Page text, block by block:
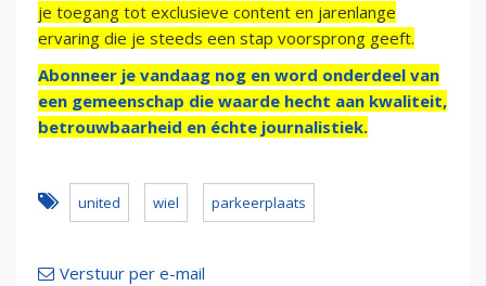
je toegang tot exclusieve content en jarenlange
ervaring die je steeds een stap voorsprong geeft.
Abonneer je vandaag nog en word onderdeel van
een gemeenschap die waarde hecht aan kwaliteit,
betrouwbaarheid en échte journalistiek.
united wiel parkeerplaats
Verstuur per e-mail